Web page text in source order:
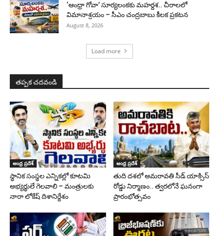
‘ఆంధ్రా గోవా’ సూర్యలంకకు మహర్దశ.. చీరాలలో
విమానాశ్రయం – సీఎం చంద్రబాబు కీలక ప్రకటన
August 8, 2026
Load more
తప్పక చదవండి
ఆంధ్ర ప్రదేశ్
స్థానిక సంస్థల ఎన్నికల్లో కూటమి
అభ్యర్థులే గెలవాలి – మంత్రులకు
నారా లోకేష్ దిశానిర్దేశం
ఆంధ్ర ప్రదేశ్
తుది దశలో అమరావతి సీడ్ యాక్సిస్
రోడ్డు నిర్మాణం.. త్వరలోనే ఘనంగా
ప్రారంభోత్సవం